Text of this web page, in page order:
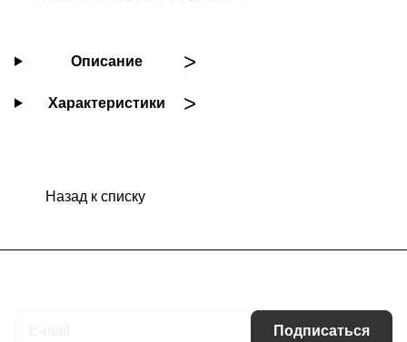
Описание
Характеристики
Назад к списку
Подписаться